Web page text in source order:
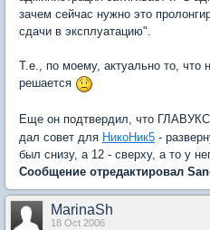
зачем сейчас нужно это
сдачи в эксплуатацию".
Т.е., по моему, актуально то, что
решается
Еще он подтвердил, что ГЛАВУКС
дал совет для НикоНик5 -
был снизу, а 12 - сверху, а то у
Сообщение отредактировал
MarinaSh
18 Oct 2006